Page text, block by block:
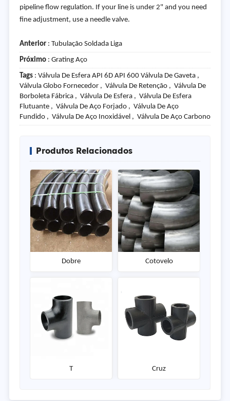
pipeline flow regulation. If your line is under 2" and you need
fine adjustment, use a needle valve.
Anterior: Tubulação Soldada Liga
Próximo: Grating Aço
Tags: Válvula De Esfera API 6D API 600 Válvula De Gaveta ,
Válvula Globo Fornecedor , Válvula De Retenção , Válvula De
Borboleta Fábrica , Válvula De Esfera , Válvula De Esfera
Flutuante , Válvula De Aço Forjado , Válvula De Aço
Fundido , Válvula De Aço Inoxidável , Válvula De Aço Carbono
Produtos Relacionados
Dobre Cotovelo
T Cruz